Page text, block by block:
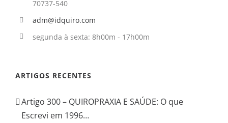
70737-540
adm@idquiro.com
segunda à sexta: 8h00m - 17h00m
ARTIGOS RECENTES
Artigo 300 – QUIROPRAXIA E SAÚDE: O que
Escrevi em 1996…